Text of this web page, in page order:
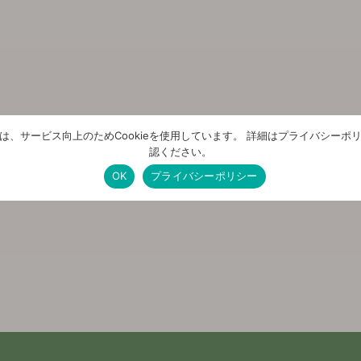
、サービス向上のためCookieを使用しています。 詳細はプライバシーポ
認ください。
OK
プライバシーポリシー